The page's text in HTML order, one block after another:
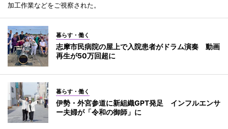
加工作業などをご視察された。
暮らす・働く
志摩市民病院の屋上で入院患者がドラム演奏 動画
再生が50万回超に
暮らす・働く
伊勢・外宮参道に新組織GPT発足 インフルエンサ
ー夫婦が「令和の御師」に